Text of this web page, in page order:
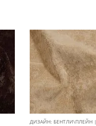
ДИЗАЙН: БЕНТЛИ\ПЛЕЙН |